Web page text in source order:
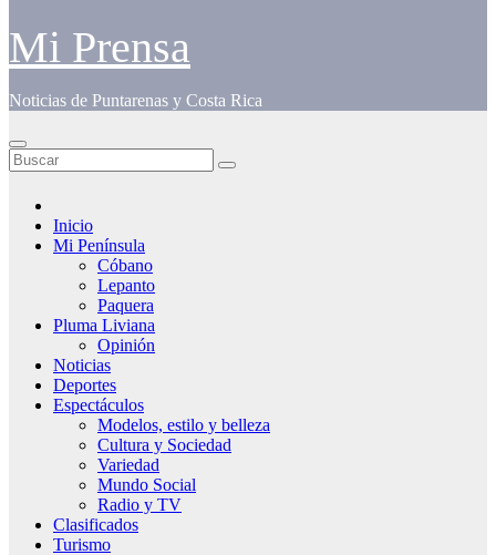
Mi Prensa
Noticias de Puntarenas y Costa Rica
Inicio
Mi Península
Cóbano
Lepanto
Paquera
Pluma Liviana
Opinión
Noticias
Deportes
Espectáculos
Modelos, estilo y belleza
Cultura y Sociedad
Variedad
Mundo Social
Radio y TV
Clasificados
Turismo